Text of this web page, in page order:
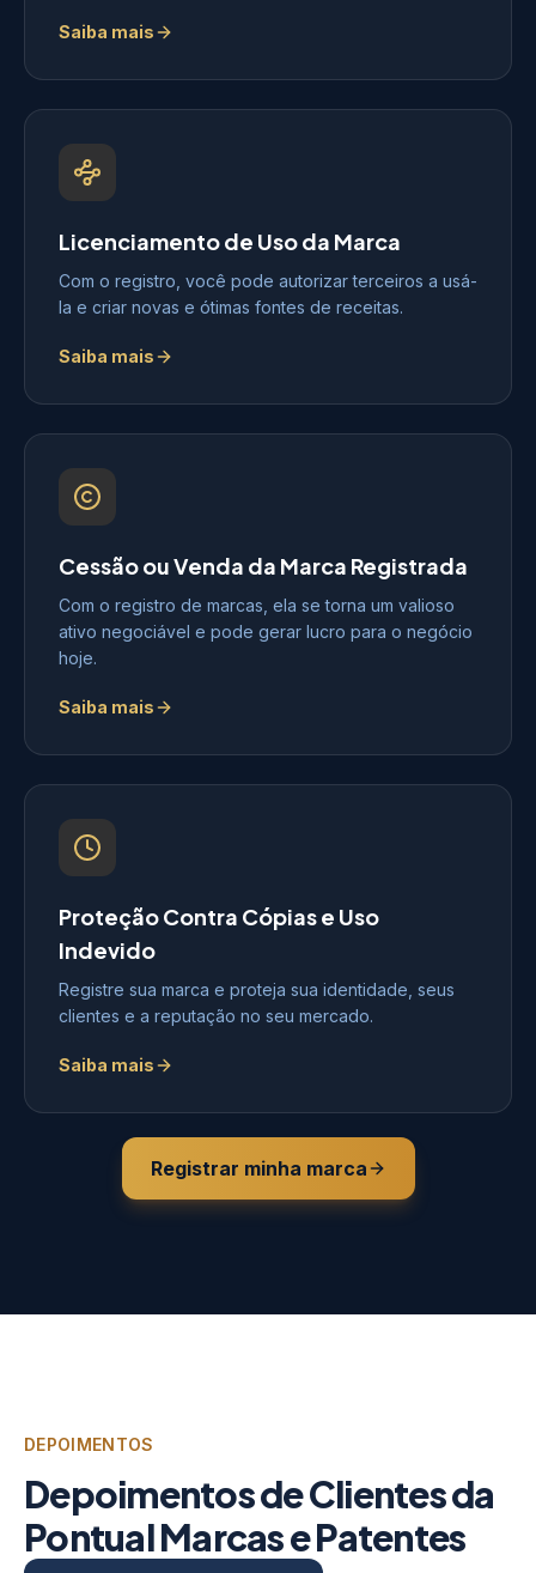
Saiba mais
Licenciamento de Uso da Marca
Com o registro, você pode autorizar terceiros a usá-
la e criar novas e ótimas fontes de receitas.
Saiba mais
Cessão ou Venda da Marca Registrada
Com o registro de marcas, ela se torna um valioso
ativo negociável e pode gerar lucro para o negócio
hoje.
Saiba mais
Proteção Contra Cópias e Uso
Indevido
Registre sua marca e proteja sua identidade, seus
clientes e a reputação no seu mercado.
Saiba mais
Registrar minha marca
DEPOIMENTOS
Depoimentos de Clientes da
Pontual Marcas e Patentes